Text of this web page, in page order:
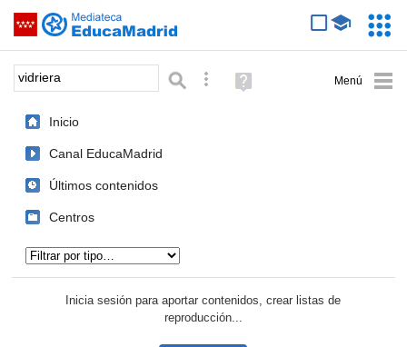
Saltar navegación
Palabra o frase: Búsqueda avanzada
Ayuda
(en
Inicio
Canal EducaMadrid
Últimos contenidos
Centros
Inicia sesión para aportar contenidos, crear listas de
reproducción...